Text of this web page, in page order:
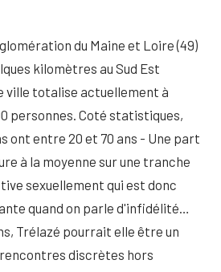
du Maine et Loire (49)
kilomètres au Sud Est
ville totalise actuellement à
personnes. Coté statistiques,
ont entre 20 et 70 ans - Une part
à la moyenne sur une tranche
sexuellement qui est donc
quand on parle d'infidélité…
Trélazé pourrait elle être un
discrètes hors